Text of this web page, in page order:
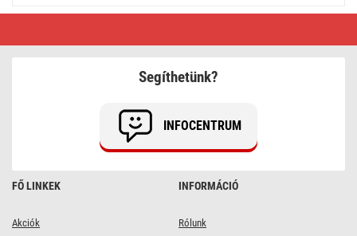
koax
FŐ LINKEK
Akciók
INFORMÁCIÓ
Rólunk
Segíthetünk?
INFOCENTRUM